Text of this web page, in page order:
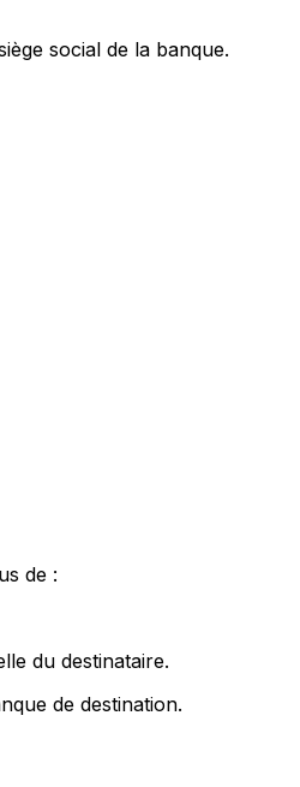
social de la banque.
de :
du destinataire.
de destination.